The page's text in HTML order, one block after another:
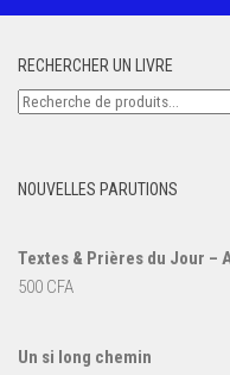
RECHERCHER UN LIVRE
Recherche
NOUVELLES PARUTIONS
Textes & Prières du Jour –
500 CFA
Un si long chemin